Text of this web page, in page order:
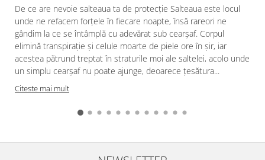
De ce are nevoie salteaua ta de protecție Salteaua este locul
unde ne refacem forțele în fiecare noapte, însă rareori ne
gândim la ce se întâmplă cu adevărat sub cearșaf. Corpul
elimină transpirație și celule moarte de piele ore în șir, iar
acestea pătrund treptat în straturile moi ale saltelei, acolo unde
un simplu cearșaf nu poate ajunge, deoarece țesătura...
Citeste mai mult